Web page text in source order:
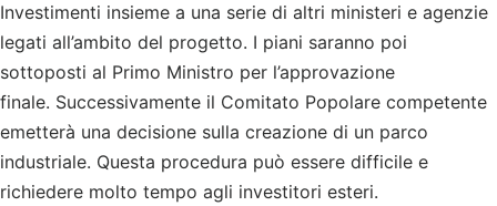
Investimenti insieme a una serie di altri ministeri e agenzie
legati all’ambito del progetto. I piani saranno poi
sottoposti al Primo Ministro per l’approvazione
finale. Successivamente il Comitato Popolare competente
emetterà una decisione sulla creazione di un parco
industriale. Questa procedura può essere difficile e
richiedere molto tempo agli investitori esteri.